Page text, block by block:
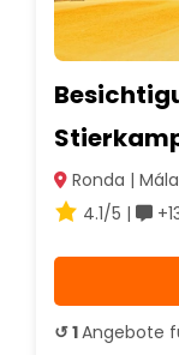
Ronda |
4.1/5 |
↺ 1Angebote